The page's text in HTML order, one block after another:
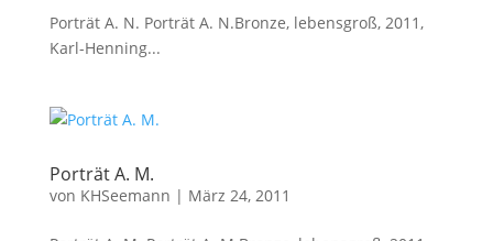
Porträt A. N. Porträt A. N.Bronze, lebensgroß, 2011,
Karl-Henning...
Porträt A. M.
von KHSeemann | März 24, 2011